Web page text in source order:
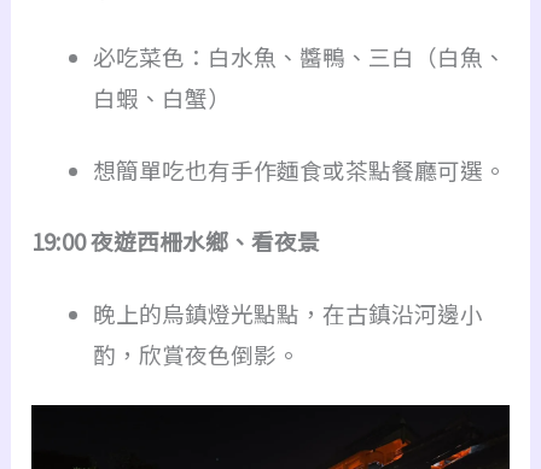
必吃菜色：白水魚、醬鴨、三白（白魚、
白蝦、白蟹）
想簡單吃也有手作麵食或茶點餐廳可選。
19:00 夜遊西柵水鄉、看夜景
晚上的烏鎮燈光點點，在古鎮沿河邊小
酌，欣賞夜色倒影。